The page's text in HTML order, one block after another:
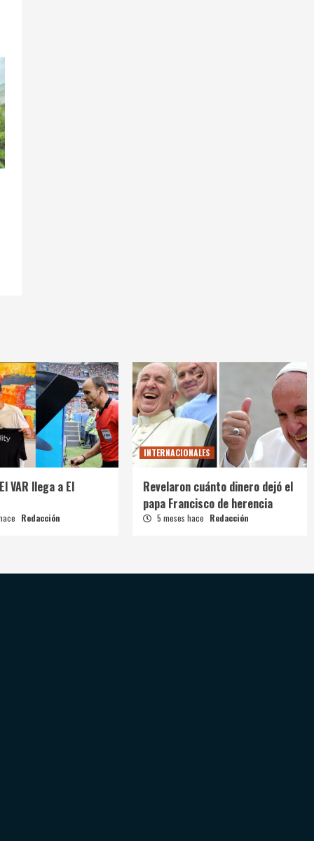
VAR llega a El
Redacción
INTERNACIONALES
Revelaron cuánto dinero dejó el
papa Francisco de herencia
5 meses hace Redacción